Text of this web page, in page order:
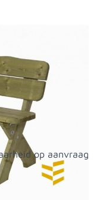
voor de bank
kussens
en een
op aanvraag